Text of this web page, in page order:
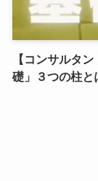
【コンサルタ
礎」３つの柱と